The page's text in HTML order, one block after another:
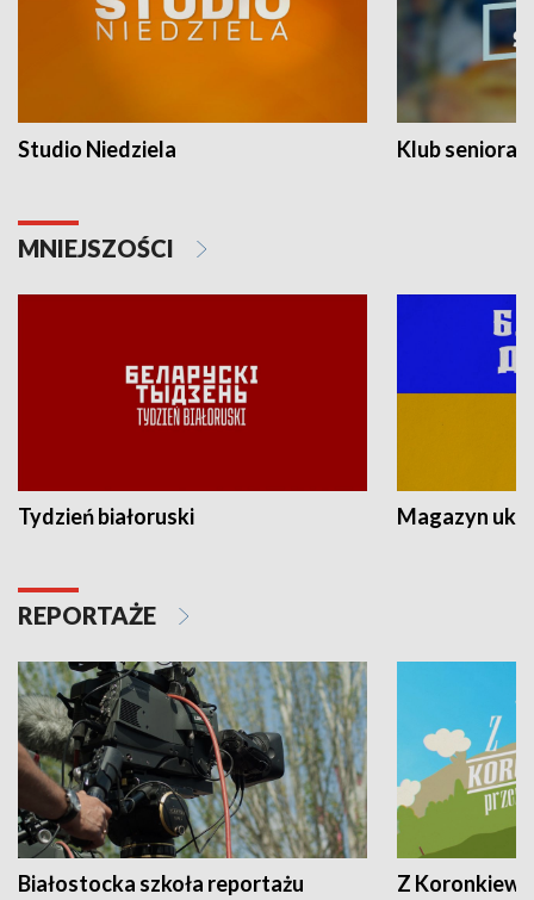
Studio Niedziela Klub seniora
MNIEJSZOŚCI
Tydzień białoruski Magazyn
REPORTAŻE
Białostocka szkoła reportażu Z